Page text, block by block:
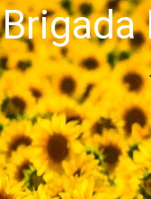
Brigada